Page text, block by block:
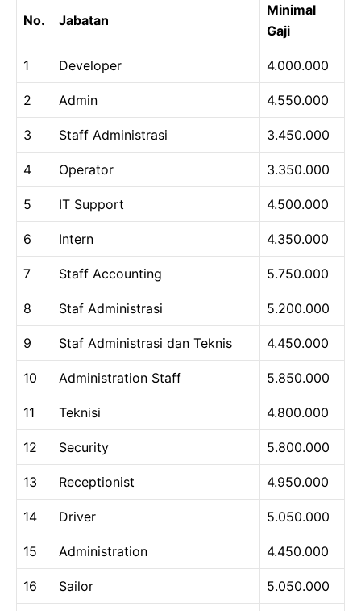
No. Jabatan
Minimal
Gaji
1 Developer 4.000.000
2 Admin 4.550.000
3 Staff Administrasi 3.450.000
4 Operator 3.350.000
5 IT Support 4.500.000
6 Intern 4.350.000
7 Staff Accounting 5.750.000
8 Staf Administrasi 5.200.000
9 Staf Administrasi dan Teknis 4.450.000
10 Administration Staff 5.850.000
11 Teknisi 4.800.000
12 Security 5.800.000
13 Receptionist 4.950.000
14 Driver 5.050.000
15 Administration 4.450.000
16 Sailor 5.050.000